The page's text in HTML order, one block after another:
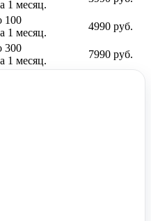
1 месяц.
100
1 месяц.
4990 руб.
300
1 месяц.
7990 руб.